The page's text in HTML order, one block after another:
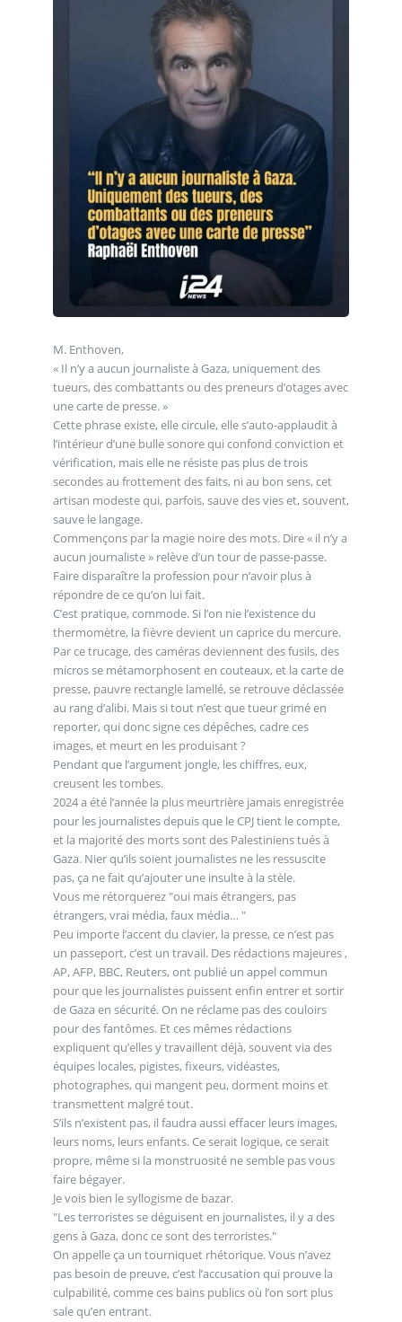
M. Enthoven,
« Il n’y a aucun journaliste à Gaza, uniquement des
tueurs, des combattants ou des preneurs d’otages avec
une carte de presse. »
Cette phrase existe, elle circule, elle s’auto-applaudit à
l’intérieur d’une bulle sonore qui confond conviction et
vérification, mais elle ne résiste pas plus de trois
secondes au frottement des faits, ni au bon sens, cet
artisan modeste qui, parfois, sauve des vies et, souvent,
sauve le langage.
Commençons par la magie noire des mots. Dire « il n’y a
aucun journaliste » relève d’un tour de passe-passe.
Faire disparaître la profession pour n’avoir plus à
répondre de ce qu’on lui fait.
C’est pratique, commode. Si l’on nie l’existence du
thermomètre, la fièvre devient un caprice du mercure.
Par ce trucage, des caméras deviennent des fusils, des
micros se métamorphosent en couteaux, et la carte de
presse, pauvre rectangle lamellé, se retrouve déclassée
au rang d’alibi. Mais si tout n’est que tueur grimé en
reporter, qui donc signe ces dépêches, cadre ces
images, et meurt en les produisant ?
Pendant que l’argument jongle, les chiffres, eux,
creusent les tombes.
2024 a été l’année la plus meurtrière jamais enregistrée
pour les journalistes depuis que le CPJ tient le compte,
et la majorité des morts sont des Palestiniens tués à
Gaza. Nier qu’ils soient journalistes ne les ressuscite
pas, ça ne fait qu’ajouter une insulte à la stèle.
Vous me rétorquerez "oui mais étrangers, pas
étrangers, vrai média, faux média… "
Peu importe l’accent du clavier, la presse, ce n’est pas
un passeport, c’est un travail. Des rédactions majeures ,
AP, AFP, BBC, Reuters, ont publié un appel commun
pour que les journalistes puissent enfin entrer et sortir
de Gaza en sécurité. On ne réclame pas des couloirs
pour des fantômes. Et ces mêmes rédactions
expliquent qu’elles y travaillent déjà, souvent via des
équipes locales, pigistes, fixeurs, vidéastes,
photographes, qui mangent peu, dorment moins et
transmettent malgré tout.
S’ils n’existent pas, il faudra aussi effacer leurs images,
leurs noms, leurs enfants. Ce serait logique, ce serait
propre, même si la monstruosité ne semble pas vous
faire bégayer.
Je vois bien le syllogisme de bazar.
"Les terroristes se déguisent en journalistes, il y a des
gens à Gaza, donc ce sont des terroristes."
On appelle ça un tourniquet rhétorique. Vous n’avez
pas besoin de preuve, c’est l’accusation qui prouve la
culpabilité, comme ces bains publics où l’on sort plus
sale qu’en entrant.